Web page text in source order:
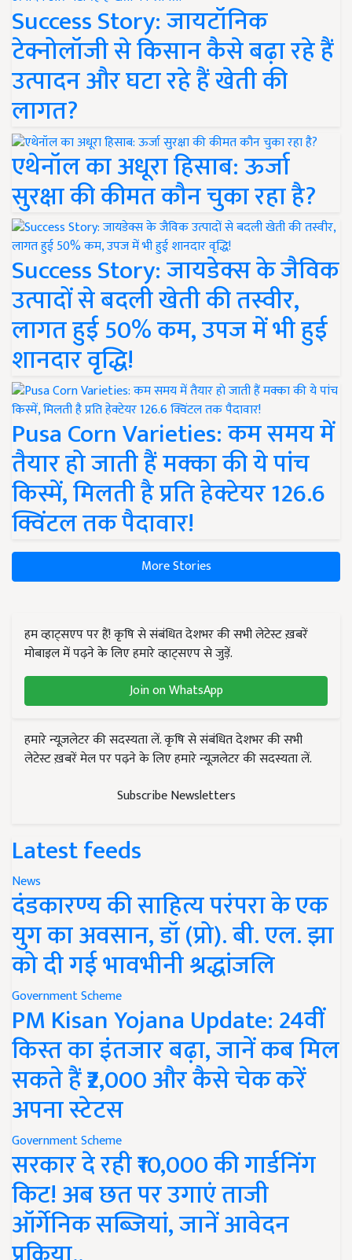
Success Story: जायटॉनिक
टेक्नोलॉजी से किसान कैसे बढ़ा रहे हैं
उत्पादन और घटा रहे हैं खेती की
लागत?
एथेनॉल का अधूरा हिसाब: ऊर्जा
सुरक्षा की कीमत कौन चुका रहा है?
Success Story: जायडेक्स के जैविक
उत्पादों से बदली खेती की तस्वीर,
लागत हुई 50% कम, उपज में भी हुई
शानदार वृद्धि!
Pusa Corn Varieties: कम समय में
तैयार हो जाती हैं मक्का की ये पांच
किस्में, मिलती है प्रति हेक्टेयर 126.6
क्विंटल तक पैदावार!
More Stories
हम व्हाट्सएप पर हैं! कृषि से संबंधित देशभर की सभी लेटेस्ट ख़बरें
मोबाइल में पढ़ने के लिए हमारे व्हाट्सएप से जुड़ें.
Join on WhatsApp
हमारे न्यूज़लेटर की सदस्यता लें. कृषि से संबंधित देशभर की सभी
लेटेस्ट ख़बरें मेल पर पढ़ने के लिए हमारे न्यूज़लेटर की सदस्यता लें.
Subscribe Newsletters
Latest feeds
News
दंडकारण्य की साहित्य परंपरा के एक
युग का अवसान, डॉ (प्रो). बी. एल. झा
को दी गई भावभीनी श्रद्धांजलि
Government Scheme
PM Kisan Yojana Update: 24वीं
किस्त का इंतजार बढ़ा, जानें कब मिल
सकते हैं ₹2,000 और कैसे चेक करें
अपना स्टेटस
Government Scheme
सरकार दे रही ₹10,000 की गार्डनिंग
किट! अब छत पर उगाएं ताजी
ऑर्गेनिक सब्जियां, जानें आवेदन